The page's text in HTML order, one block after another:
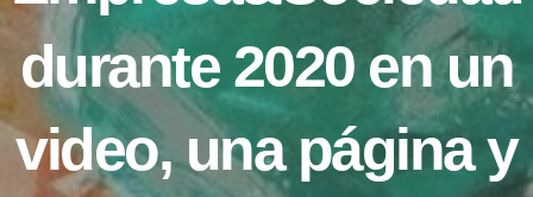
durante 2020 en un
video, una página y